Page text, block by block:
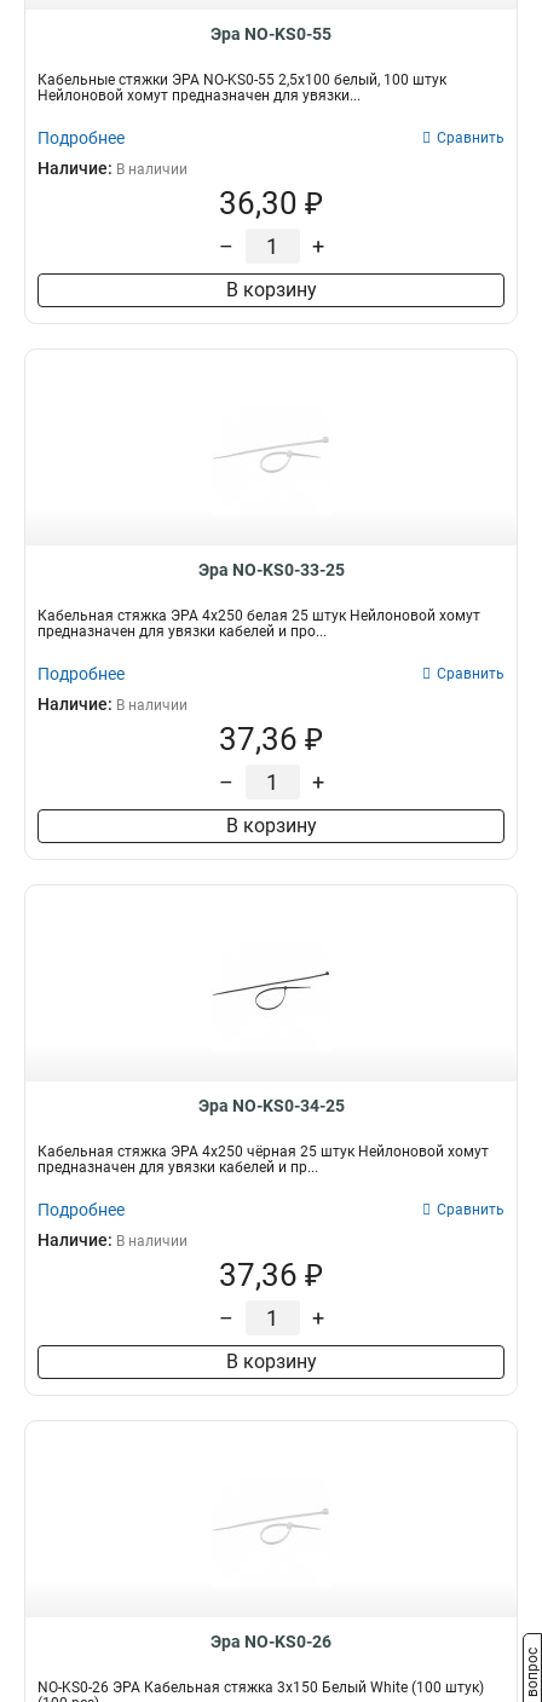
Эра NO-KS0-55
Кабельные стяжки ЭРА NO-KS0-55 2,5х100 белый, 100 штук
Нейлоновой хомут предназначен для увязки...
Подробнее Сравнить
Наличие: В наличии
36,30 ₽
– +
В корзину
Эра NO-KS0-33-25
Кабельная стяжка ЭРА 4x250 белая 25 штук Нейлоновой хомут
предназначен для увязки кабелей и про...
Подробнее Сравнить
Наличие: В наличии
37,36 ₽
– +
В корзину
Эра NO-KS0-34-25
Кабельная стяжка ЭРА 4x250 чёрная 25 штук Нейлоновой хомут
предназначен для увязки кабелей и пр...
Подробнее Сравнить
Наличие: В наличии
37,36 ₽
– +
В корзину
Эра NO-KS0-26
NO-KS0-26 ЭРА Кабельная стяжка 3х150 Белый White (100 штук)